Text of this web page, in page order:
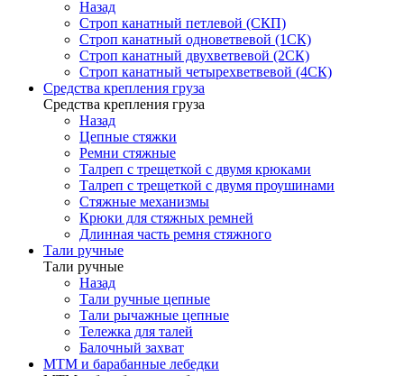
Назад
Строп канатный петлевой (СКП)
Строп канатный одноветвевой (1СК)
Строп канатный двухветвевой (2СК)
Строп канатный четырехветвевой (4СК)
Средства крепления груза
Средства крепления груза
Назад
Цепные стяжки
Ремни стяжные
Талреп с трещеткой с двумя крюками
Талреп с трещеткой с двумя проушинами
Стяжные механизмы
Крюки для стяжных ремней
Длинная часть ремня стяжного
Тали ручные
Тали ручные
Назад
Тали ручные цепные
Тали рычажные цепные
Тележка для талей
Балочный захват
МТМ и барабанные лебедки